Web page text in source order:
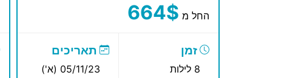
החל מ 664$
זמן
8 לילות
תאריכים
05/11/23 (א')